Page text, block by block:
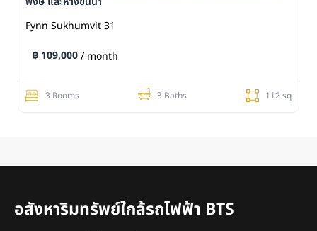
Fynn Sukhumvit 31
฿ 109,000/ month
3 Rooms 3 Baths 112 sq
อสังหาริมทรัพย์ใกล้รถไฟฟ้า BTS